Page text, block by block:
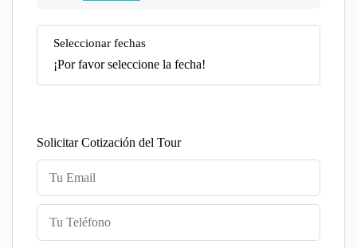
Seleccionar fechas
¡Por favor seleccione la fecha!
Solicitar Cotización del Tour